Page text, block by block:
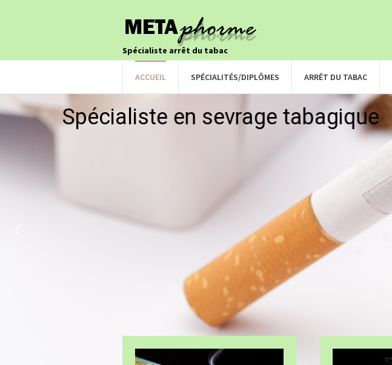
Spécialiste arrêt du tabac
ACCUEIL SPÉCIALITÉS/DIPLÔMES ARRÊT DU TABAC
Spécialiste en sevrage tabagique